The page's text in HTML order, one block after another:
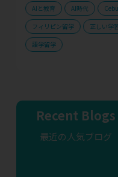
AIと教育 AI時代
フィリピン留学
正しい学
語学留学
Recent Blogs
最近の人気ブログ